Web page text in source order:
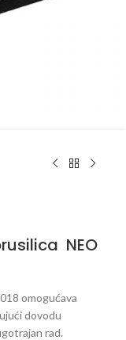
NEO
omogućava
dovodu
rad.